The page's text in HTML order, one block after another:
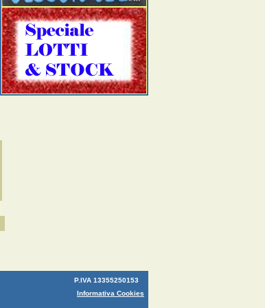
P.IVA 13355250153
Informativa Cookies